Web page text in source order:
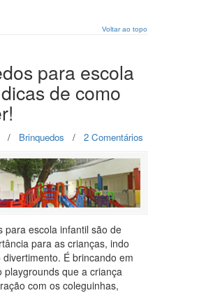
Voltar ao topo
para escola
de como
/ Brinquedos / 2 Comentários
para escola infantil são de
para as crianças, indo
É brincando em
playgrounds que a criança
com os coleguinhas,